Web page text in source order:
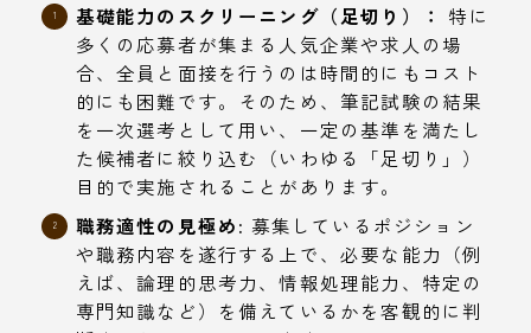
基礎能力のスクリーニング（足切り）：
特に
多くの応募者が集まる人気企業や求人の場
合、全員と面接を行うのは時間的にもコスト
的にも困難です。そのため、筆記試験の結果
を一次選考として用い、一定の基準を満たし
た候補者に絞り込む（いわゆる「足切り」）
目的で実施されることがあります。
職務適性の見極め: 募集しているポジション
や職務内容を遂行する上で、必要な能力（例
えば、論理的思考力、情報処理能力、特定の
専門知識など）を備えているかを客観的に判